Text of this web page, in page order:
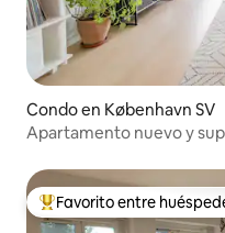
Condo en København SV
Apartamento nuevo y
Favorito entre huéspedes
Favorito entre